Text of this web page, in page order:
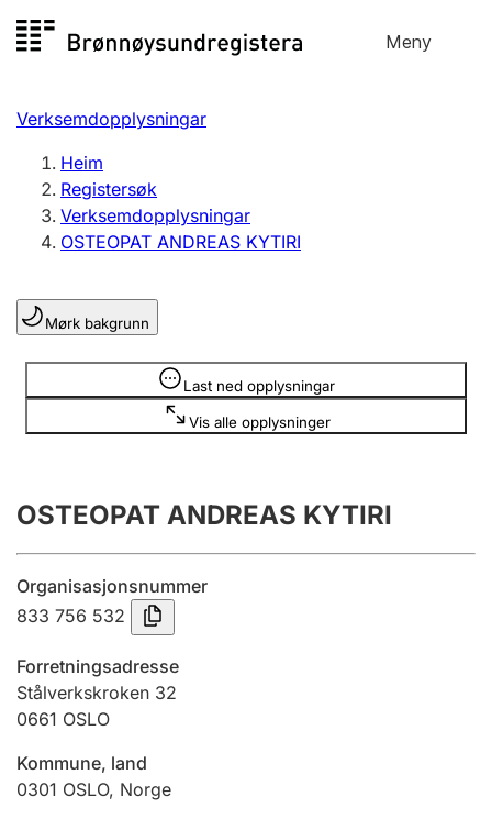
til
Meny
Registersøk
Aksjeselskap
Enkeltpersonføretak
Registrere, endre, slette
Lag og foreining
Registrere, endre, slette
Årsrekneskap
Innsending og forseinkingsgebyr
Jeger
Verksemdopplysningar
Heim
Registersøk
Verksemdopplysningar
OSTEOPAT ANDREAS KYTIRI
Mørk bakgrunn
Last ned opplysningar
Vis alle opplysninger
Opplysninger er skjult
OSTEOPAT ANDREAS KYTIRI
Organisasjonsnummer
833 756 532
Forretningsadresse
Stålverkskroken 32
0661 OSLO
Kommune, land
0301 OSLO, Norge